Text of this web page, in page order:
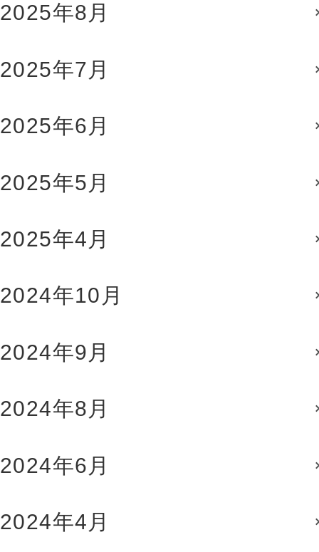
2025年8月
2025年7月
2025年6月
2025年5月
2025年4月
2024年10月
2024年9月
2024年8月
2024年6月
2024年4月